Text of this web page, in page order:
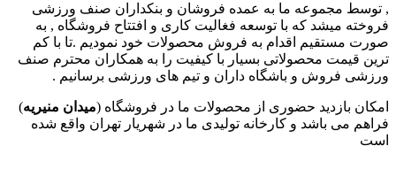
, توسط مجموعه ما به عمده فروشان و بنکداران صنف ورزشی
فروخته میشد که با توسعه فغالیت کاری و افتتاح فروشگاه , به
صورت مستقیم اقدام به فروش محصولات خود نمودیم .تا با کم
ترین قیمت محصولاتی بسیار با کیفیت را به همکاران محترم صنف
ورزشی فروش و باشگاه داران و تیم های ورزشی برسانیم .
امکان بازدید حضوری از محصولات ما در فروشگاه (میدان منیریه)
فراهم می باشد و کارخانه تولیدی ما در شهریار تهران واقع شده
است